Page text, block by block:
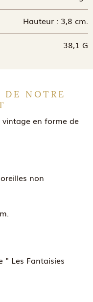
Hauteur : 3,8 cm.
38,1 G
NOTRE
en forme de
non
" Les Fantaisies